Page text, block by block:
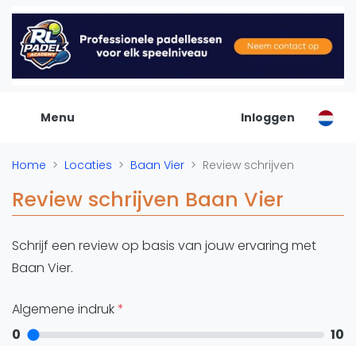
Menu
De Padel Gids
Alle padel locaties
Padelwinkels
Organisatie
Banenbouwers
Overige categorien
Reserveringssystemen
Padelscholen
Toevoegen data
Padel
Forum
Inloggen
Home Locaties Baan Vier Review schrijven
Review schrijven Baan Vier
Schrijf een review op basis van jouw ervaring met
Baan Vier.
Algemene indruk
0
10